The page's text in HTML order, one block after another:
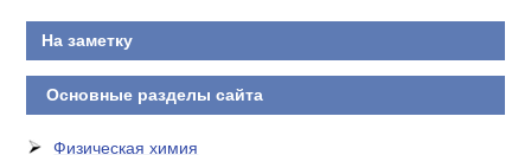
На заметку
Основные разделы сайта
Физическая химия